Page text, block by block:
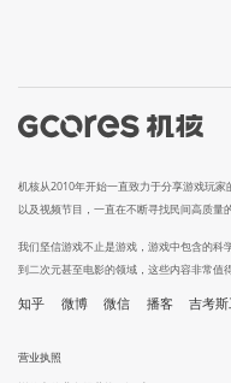
机核从2010年开始一直致力于分享游戏玩
以及视频节目，一直在不断寻找民间高质量
我们坚信游戏不止是游戏，游戏中包含的科
到二次元甚至电影的领域，这些内容非常值
知乎 微博 微信 播客 吉考斯
营业执照